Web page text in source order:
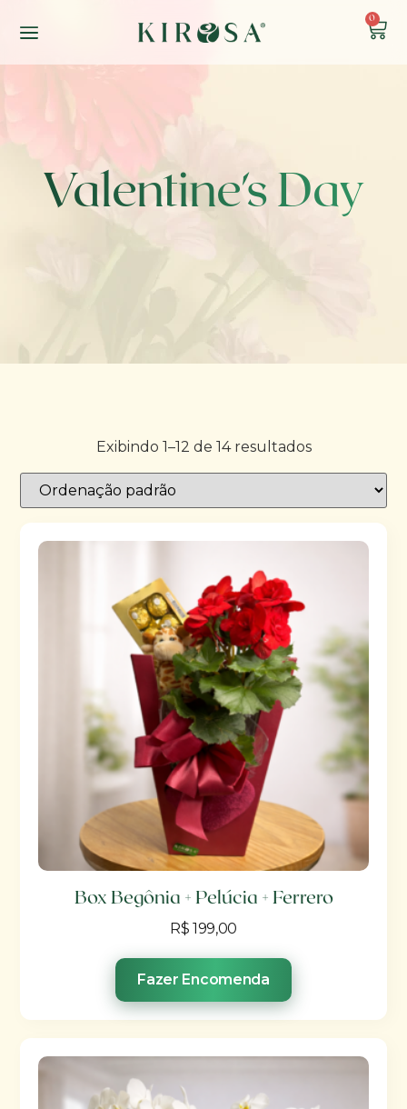
0
Valentine's Day
Exibindo 1–12 de 14 resultados
Box Begônia + Pelúcia + Ferrero
R$ 199,00
Fazer Encomenda